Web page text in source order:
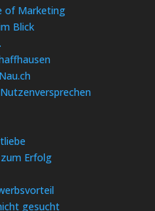
of Marketing
Blick
Erfolg
gesucht